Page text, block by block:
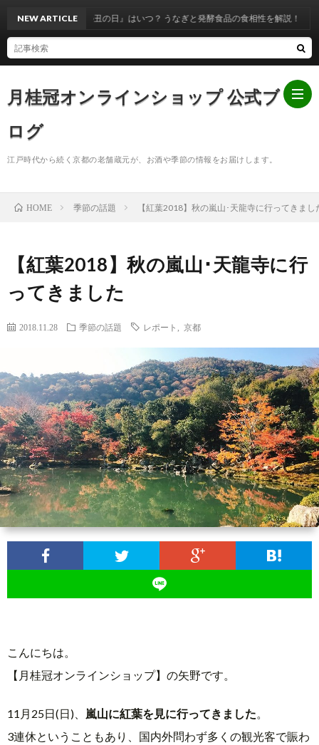
月桂冠オンラインショップ 公式ブ
ログ
江戸時代から続く京都の老舗蔵元が、お酒や季節の情報をお届けします。
ー
お
事・
ベ
ン
ト
京
都
の
話
題
季
節
の
話
ラ
ン
キ
グ
月
桂
オ
NEW ARTICLE
用の丑の日』はいつ？ うなぎと発酵食品の食相性を解説！
HOME 季節の話題 【紅葉2018】秋の嵐山･天龍寺に行ってきまし
【紅葉2018】秋の嵐山･天龍寺に行
ってきました
2018.11.28 季節の話題 レポート 京都
こんにちは。
【月桂冠オンラインショップ】の矢野です。
11月25日(日)、 嵐山に紅葉を見に行ってきました。
3連休ということもあり、国内外問わず多くの観光客で賑わ